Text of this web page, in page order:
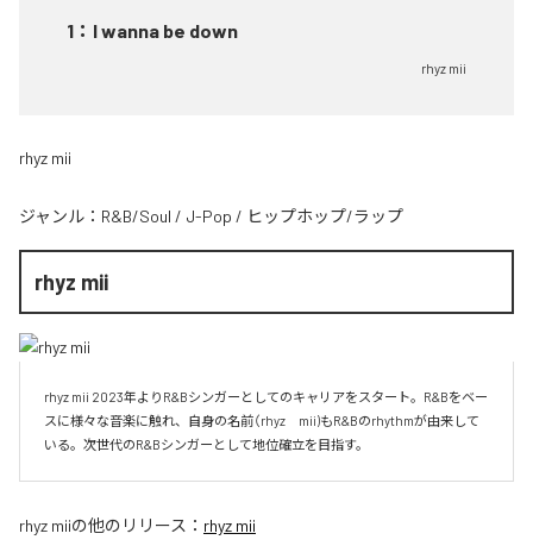
1 ： I wanna be down
rhyz mii
rhyz mii
ジャンル： R&B/Soul / J-Pop / ヒップホップ/ラップ
rhyz mii
rhyz mii 2023年よりR&Bシンガーとしてのキャリアをスタート。R&Bをベー
スに様々な音楽に触れ、自身の名前（rhyz　mii)もR&Bのrhythmが由来して
いる。次世代のR&Bシンガーとして地位確立を目指す。
rhyz miiの他のリリース： rhyz mii